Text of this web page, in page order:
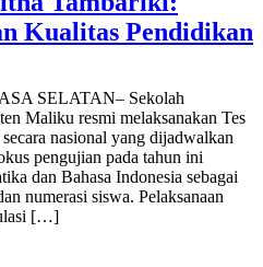
Kualitas Pendidikan
SELATAN– Sekolah
Maliku resmi melaksanakan Tes
nasional yang dijadwalkan
pengujian pada tahun ini
dan Bahasa Indonesia sebagai
numerasi siswa.‎‎ Pelaksanaan
[…]